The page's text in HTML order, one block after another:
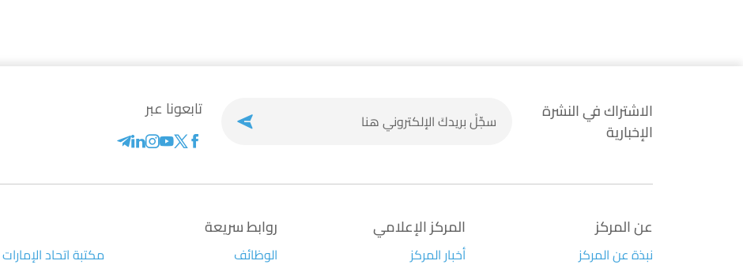
الاشتراك في النشرة
الإخبارية
تابعونا عبر
عن المركز
نبذة عن المركز
المركز الإعلامي
أخبار المركز
روابط سريعة
الوظائف مكتبة اتحاد الإمارات